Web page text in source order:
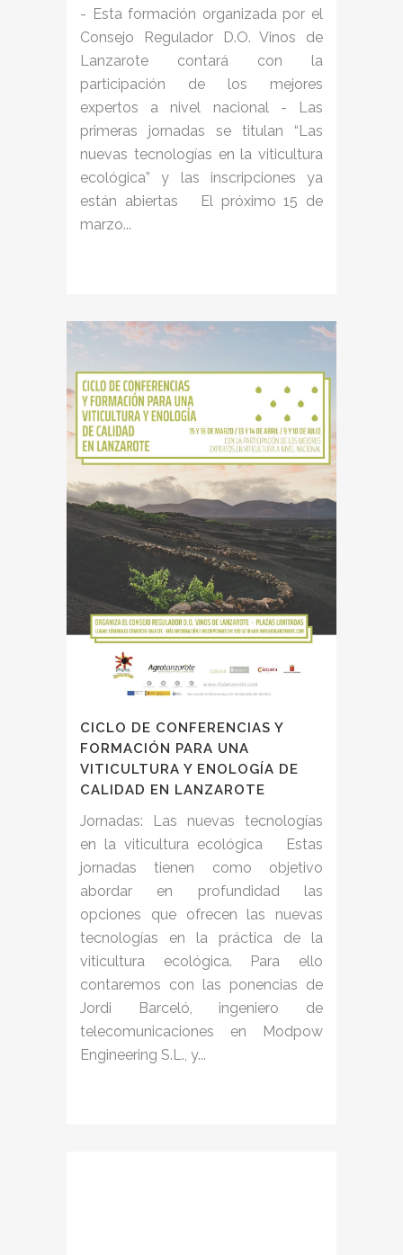
- Esta formación organizada por el
Consejo Regulador D.O. Vinos de
Lanzarote contará con la
participación de los mejores
expertos a nivel nacional - Las
primeras jornadas se titulan “Las
nuevas tecnologías en la viticultura
ecológica” y las inscripciones ya
están abiertas El próximo 15 de
marzo...
CICLO DE CONFERENCIAS Y
FORMACIÓN PARA UNA
VITICULTURA Y ENOLOGÍA DE
CALIDAD EN LANZAROTE
Jornadas: Las nuevas tecnologías
en la viticultura ecológica Estas
jornadas tienen como objetivo
abordar en profundidad las
opciones que ofrecen las nuevas
tecnologías en la práctica de la
viticultura ecológica. Para ello
contaremos con las ponencias de
Jordi Barceló, ingeniero de
telecomunicaciones en Modpow
Engineering S.L., y...